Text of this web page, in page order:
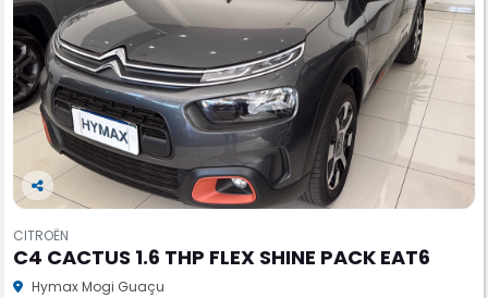
Co
pa
rtil
he
CITROËN
C4 CACTUS 1.6 THP FLEX SHINE PACK EAT6
Hymax Mogi Guaçu